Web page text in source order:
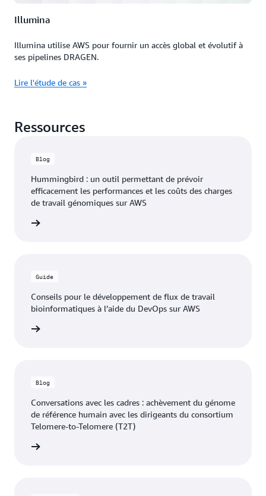
Illumina
Illumina utilise AWS pour fournir un accès global et évolutif à
ses pipelines DRAGEN.
Lire l'étude de cas »
Ressources
Blog
Hummingbird : un outil permettant de prévoir
efficacement les performances et les coûts des charges
de travail génomiques sur AWS
Guide
Conseils pour le développement de flux de travail
bioinformatiques à l’aide du DevOps sur AWS
Blog
Conversations avec les cadres : achèvement du génome
de référence humain avec les dirigeants du consortium
Telomere-to-Telomere (T2T)